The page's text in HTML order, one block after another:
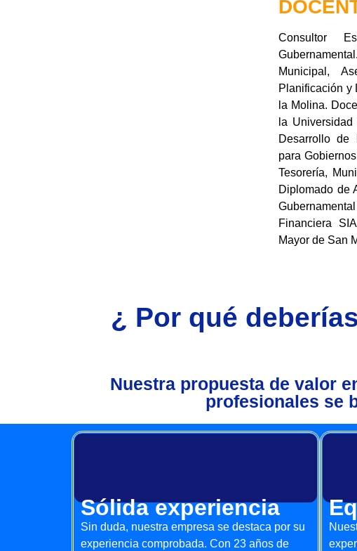
Consultor
Municipal,
Planificación y
la Molina.
la
Desarrollo de
para
Tesorería,
Diplomado de
Financiera
Mayor de San
¿ Por qué
Nuestra propuesta de valor
profesionales se
Sólida experiencia
Sin duda, nuestra empresa se destaca por su
experiencia comprobada. Con 23 años de